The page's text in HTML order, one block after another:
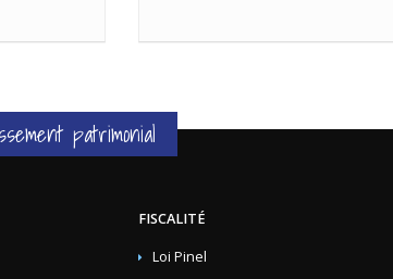
patrimonial
FISCALITÉ
Loi Pinel